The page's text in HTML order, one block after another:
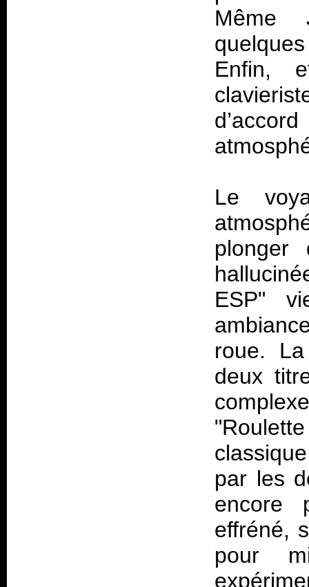
Même
Enfin,
Le
plonger
ESP"
roue.
deux
par les
encore
effréné,
pour